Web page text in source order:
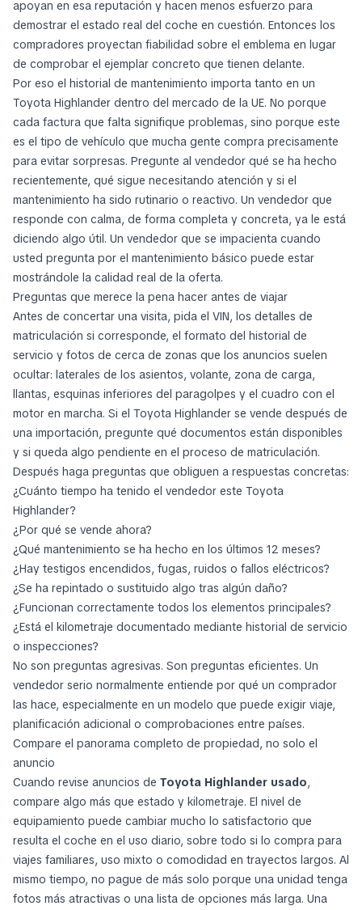
apoyan en esa reputación y hacen menos esfuerzo para
demostrar el estado real del coche en cuestión. Entonces los
compradores proyectan fiabilidad sobre el emblema en lugar
de comprobar el ejemplar concreto que tienen delante.
Por eso el historial de mantenimiento importa tanto en un
Toyota Highlander dentro del mercado de la UE. No porque
cada factura que falta signifique problemas, sino porque este
es el tipo de vehículo que mucha gente compra precisamente
para evitar sorpresas. Pregunte al vendedor qué se ha hecho
recientemente, qué sigue necesitando atención y si el
mantenimiento ha sido rutinario o reactivo. Un vendedor que
responde con calma, de forma completa y concreta, ya le está
diciendo algo útil. Un vendedor que se impacienta cuando
usted pregunta por el mantenimiento básico puede estar
mostrándole la calidad real de la oferta.
Preguntas que merece la pena hacer antes de viajar
Antes de concertar una visita, pida el VIN, los detalles de
matriculación si corresponde, el formato del historial de
servicio y fotos de cerca de zonas que los anuncios suelen
ocultar: laterales de los asientos, volante, zona de carga,
llantas, esquinas inferiores del paragolpes y el cuadro con el
motor en marcha. Si el Toyota Highlander se vende después de
una importación, pregunte qué documentos están disponibles
y si queda algo pendiente en el proceso de matriculación.
Después haga preguntas que obliguen a respuestas concretas:
¿Cuánto tiempo ha tenido el vendedor este Toyota
Highlander?
¿Por qué se vende ahora?
¿Qué mantenimiento se ha hecho en los últimos 12 meses?
¿Hay testigos encendidos, fugas, ruidos o fallos eléctricos?
¿Se ha repintado o sustituido algo tras algún daño?
¿Funcionan correctamente todos los elementos principales?
¿Está el kilometraje documentado mediante historial de servicio
o inspecciones?
No son preguntas agresivas. Son preguntas eficientes. Un
vendedor serio normalmente entiende por qué un comprador
las hace, especialmente en un modelo que puede exigir viaje,
planificación adicional o comprobaciones entre países.
Compare el panorama completo de propiedad, no solo el
anuncio
Cuando revise anuncios de Toyota Highlander usado,
compare algo más que estado y kilometraje. El nivel de
equipamiento puede cambiar mucho lo satisfactorio que
resulta el coche en el uso diario, sobre todo si lo compra para
viajes familiares, uso mixto o comodidad en trayectos largos. Al
mismo tiempo, no pague de más solo porque una unidad tenga
fotos más atractivas o una lista de opciones más larga. Una